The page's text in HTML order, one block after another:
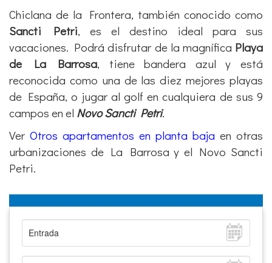
Chiclana de la Frontera, también conocido como
Sancti Petri, es el destino ideal para sus
vacaciones. Podrá disfrutar de la magnífica Playa
de La Barrosa, tiene bandera azul y está
reconocida como una de las diez mejores playas
de España, o jugar al golf en cualquiera de sus 9
campos en el Novo Sancti Petri.
Ver Otros apartamentos en planta baja en otras
urbanizaciones de La Barrosa y el Novo Sancti
Petri.